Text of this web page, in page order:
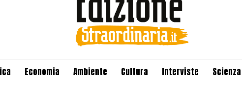
Economia Ambiente Cultura Interviste
Scienza